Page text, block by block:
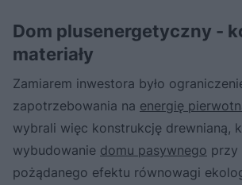
Dom plusenergetyczny -
materiały
Zamiarem inwestora było
zapotrzebowania na energię
wybrali więc konstrukcję drewnianą,
wybudowanie domu pasywnego przy
pożądanego efektu równowagi